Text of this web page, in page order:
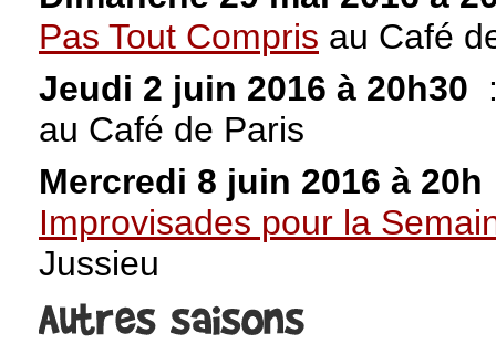
Pas Tout Compris au Café
Jeudi 2 juin 2016 à 20h30
au Café de Paris
Mercredi 8 juin 2016 à 20h
Improvisades pour la
Jussieu